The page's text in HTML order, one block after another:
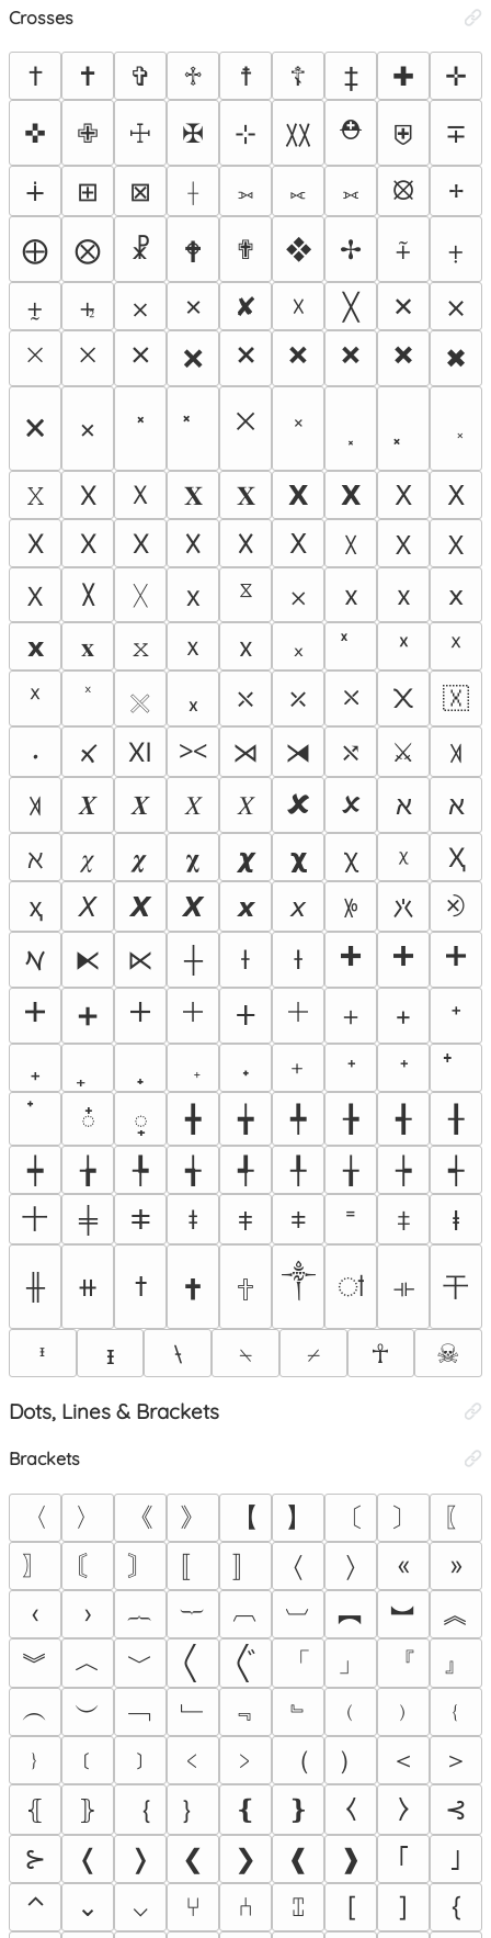
Crosses
† ✝ ✞ ♱ ☨ ☦ ‡ ✚
✛
✜
✙ ☩ ✠ ⊹ 〷 ⛑ ⛨
∓
∔
⊞ ⊠ ⟊ ⟕ ⟖ ⟗ ⦻
⧾
⨁
⨂ ☧ 🕈 ✟ ❖ ✢ ⨤
⨥
⨦
⨧ ⨉ ✗ ✘ ☓ ╳ ✕
⨯
🞨
🞩 🞪 ❌ 🞫 🞬 🞭 🞮 ✖
🗙 × ˟ ྾ ༝
𝚇 Ⅹ Ｘ 𝚾 𝐗 𝗫 𝝬 ⵝ
ꓫ
Χ
X Х 𐌢 𐌗 𝖷 ꒼ 𐊴
𐰓
𐊐
𐩩 ᚷ 𑀋 ᳵ 𐄂 x х
𝗑
𝘅
𝐱 𝚡 ｘ ⅹ ᙮ ˣ
ᕁ
ᕽ
𓏴 ₓ ⤬ ⤫ ⛌ ᙭
🇽
𝀛
𐩃 Ⅺ ⪥ ⋊ ⧕ ⤯ ⚔
꓀
ꎫ
𝑿 𝜲 𝑋 𝛸 🗶 🗴 ﬡ
א
ℵ
𝜒 𝝌 𝛘 𝟀 𝞆 χ ᵡ
Ҳ
ҳ
𝘟 𝞦 𝙓 𝙭 𝘹 ꉼ 𐠴
⨵
𐡀
⧔ ⋉ ┼ ƚ Ɨ 🞧 🞦
🞥
🞤
➕ 🞣 🞢 ⵜ 🞡 ＋ +
⁺
₊
˖ ﹢ ᕀ
ᐩ
៎
្ ╋ ╈ ╇ ╊ ╉
╂
┿
╆ ╄ ╅ ╃ ╀ ╁ ┾
┽
⼗
╪ ⵐ ǂ 𐠞 ⧧ ᙾ ꁼ ⱡ
╫ ⧺ ߙ 🕇 🕆 ༒ ऻ ⟛ ⼲
ᶧ ᵻ ⧷ ⍀ ⌿ ☥ ☠︎
Dots, Lines & Brackets
Brackets
〈 〉 《 》 【 】 〔 〕
〖
〗
〘 〙 〚 〛 〈 〉 «
»
‹
› ︷ ︸ ︹ ︺ ︻ ︼
︽
︾
︿ ﹀ 〱 〲 「 」 『
』
︵
︶ ﹁ ﹂ ﹃ ﹄ ﹙ ﹚
﹛
﹜
﹝ ﹞ ﹤ ﹥ （ ） ＜
＞
⦃
⦄ ｛ ｝ ❴ ❵ ⧼ ⧽
⊰
⊱
❬ ❭ ❮ ❯ ❰ ❱ ｢
｣
⌃
⌄ ⌵ ⑂ ⑃ ⑄ [ ]
{